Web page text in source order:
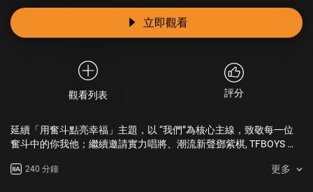
立即觀看
觀看列表 評分
延續「用奮斗點亮幸福」主題，以 “我們”為核心主線，致敬每一位
奮斗中的你我他；繼續邀請實力唱將、潮流新聲鄧紫棋, TFBOYS 王
意，與每一位奮斗的你我他攜手，迎接2023年的到來。
240 分鐘 更多